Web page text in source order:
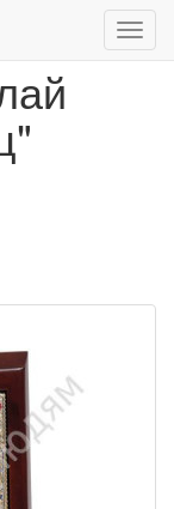
Чудотворец"